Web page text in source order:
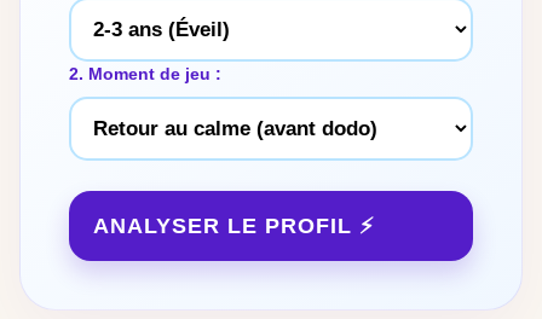
2. Moment de jeu :
ANALYSER LE PROFIL ⚡